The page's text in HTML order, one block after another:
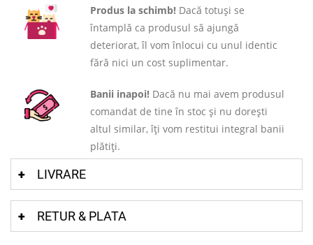
Produs la schimb! Dacă totuși se
întamplă ca produsul să ajungă
deteriorat, îl vom înlocui cu unul identic
fără nici un cost suplimentar.
Banii inapoi! Dacă nu mai avem produsul
comandat de tine în stoc și nu dorești
altul similar, îți vom restitui integral banii
plătiți.
LIVRARE
RETUR & PLATA